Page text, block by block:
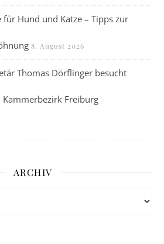
Hund und Katze – Tipps zur
8. August 2026
Thomas Dörflinger besucht
Freiburg
ARCHIV